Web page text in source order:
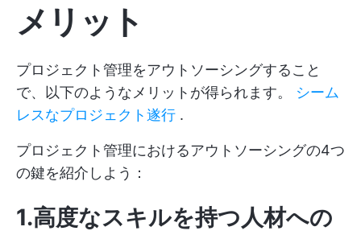
メリット
プロジェクト管理をアウトソーシングすること
で、以下のようなメリットが得られます。 シーム
レスなプロジェクト遂行 .
プロジェクト管理におけるアウトソーシングの4つ
の鍵を紹介しよう：
1.高度なスキルを持つ人材への